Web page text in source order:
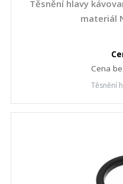
Těsnění hlavy
materiál
Cena
Těsnění